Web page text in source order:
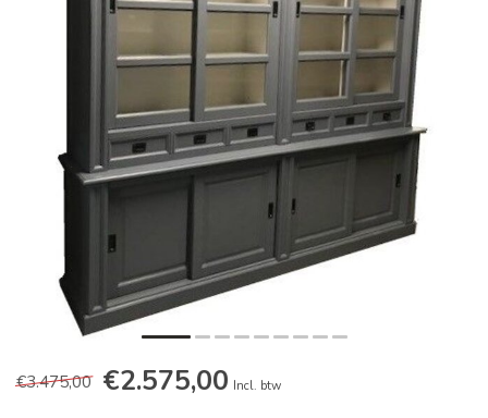
€3.475,00 €2.575,00 Incl. btw